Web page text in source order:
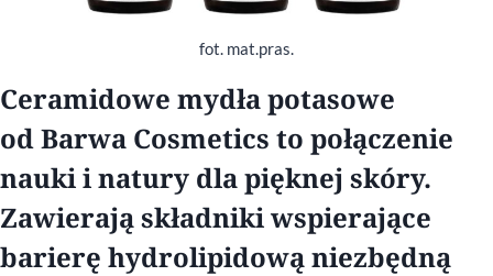
fot. mat.pras.
Ceramidowe mydła potasowe
od Barwa Cosmetics to połączenie
nauki i natury dla pięknej skóry.
Zawierają składniki wspierające
barierę hydrolipidową niezbędną